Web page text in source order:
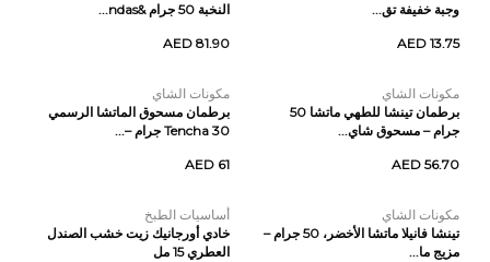
وجبة خفيفة تق...
AED 13.75
النخبة 50 جرام &ndas...
AED 81.90
مكونات الشاي
برطمان تينشا للطهي ماتشا 50
جرام – مسحوق شاي...
AED 56.70
مكونات الشاي
برطمان مسحوق الماتشا الرسمي
Tencha 30 جرام –...
AED 61
مكونات الشاي
تينشا فانيلا ماتشا الأخضر، 50 جرام –
مزيج ما...
أساسيات الطبخ
خادي أورجانيك زيت خشب الصندل
العطري 15 مل